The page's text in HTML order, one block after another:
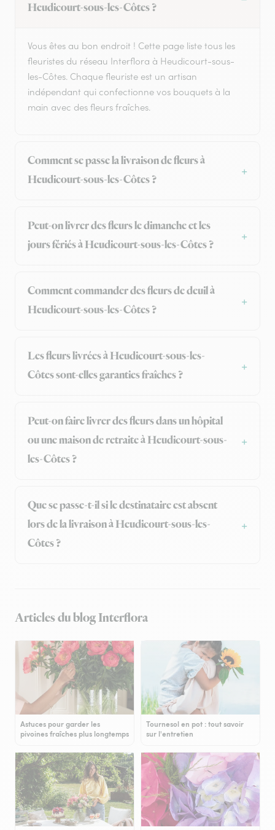
Heudicourt-sous-les-Côtes ?
Vous êtes au bon endroit ! Cette page liste tous les
fleuristes du réseau Interflora à Heudicourt-sous-
les-Côtes. Chaque fleuriste est un artisan
indépendant qui confectionne vos bouquets à la
main avec des fleurs fraîches.
Comment se passe la livraison de fleurs à
Heudicourt-sous-les-Côtes ?
Peut-on livrer des fleurs le dimanche et les
jours fériés à Heudicourt-sous-les-Côtes ?
Comment commander des fleurs de deuil à
Heudicourt-sous-les-Côtes ?
Les fleurs livrées à Heudicourt-sous-les-
Côtes sont-elles garanties fraîches ?
Peut-on faire livrer des fleurs dans un hôpital
ou une maison de retraite à Heudicourt-sous-
les-Côtes ?
Que se passe-t-il si le destinataire est absent
lors de la livraison à Heudicourt-sous-les-
Côtes ?
Articles du blog Interflora
Astuces pour garder les
pivoines fraîches plus longtemps
Tournesol en pot : tout savoir
sur l'entretien